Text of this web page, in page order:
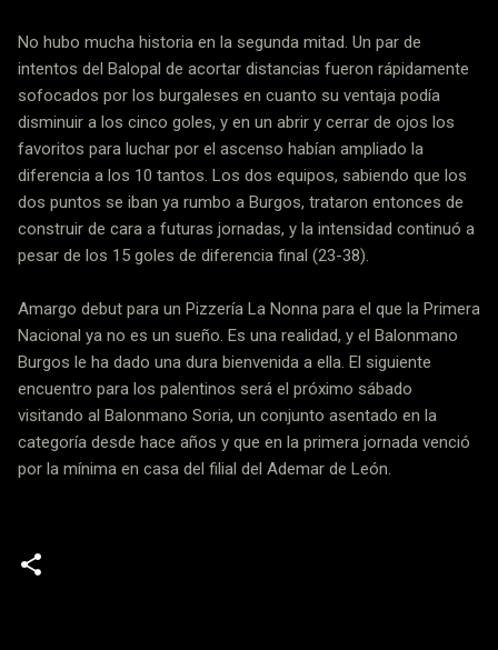
No hubo mucha historia en la segunda mitad. Un par de
intentos del Balopal de acortar distancias fueron rápidamente
sofocados por los burgaleses en cuanto su ventaja podía
disminuir a los cinco goles, y en un abrir y cerrar de ojos los
favoritos para luchar por el ascenso habían ampliado la
diferencia a los 10 tantos. Los dos equipos, sabiendo que los
dos puntos se iban ya rumbo a Burgos, trataron entonces de
construir de cara a futuras jornadas, y la intensidad continuó a
pesar de los 15 goles de diferencia final (23-38).
Amargo debut para un Pizzería La Nonna para el que la Primera
Nacional ya no es un sueño. Es una realidad, y el Balonmano
Burgos le ha dado una dura bienvenida a ella. El siguiente
encuentro para los palentinos será el próximo sábado
visitando al Balonmano Soria, un conjunto asentado en la
categoría desde hace años y que en la primera jornada venció
por la mínima en casa del filial del Ademar de León.